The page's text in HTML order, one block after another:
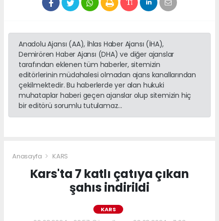
Anadolu Ajansı (AA), İhlas Haber Ajansı (İHA),
Demirören Haber Ajansı (DHA) ve diğer ajanslar
tarafından eklenen tüm haberler, sitemizin
editörlerinin müdahalesi olmadan ajans kanallarından
çekilmektedir. Bu haberlerde yer alan hukuki
muhataplar haberi geçen ajanslar olup sitemizin hiç
bir editörü sorumlu tutulamaz...
Anasayfa KARS
Kars'ta 7 katlı çatıya çıkan
şahıs indirildi
KARS